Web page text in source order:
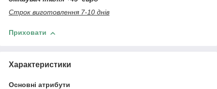
Строк виготовлення 7-10 днів
Приховати
Характеристики
Основні атрибути